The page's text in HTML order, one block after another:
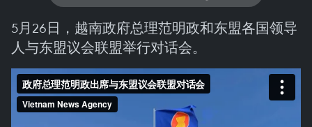
5月26日，越南政府总理范明政和东盟各国领导
人与东盟议会联盟举行对话会。